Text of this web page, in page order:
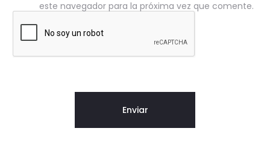
este navegador para la próxima vez que comente.